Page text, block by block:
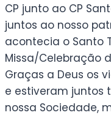
CP junto ao CP
juntos ao nosso
acontecia o Santo
Missa/Celebração
Graças a Deus os
e estiveram juntos
nossa Sociedade,